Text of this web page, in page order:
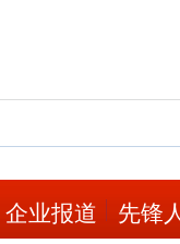
企业报道 先锋